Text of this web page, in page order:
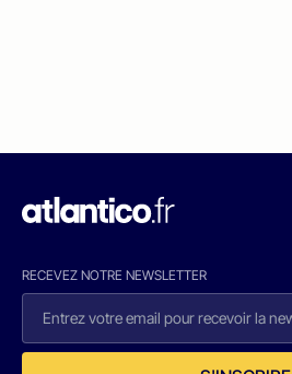
RECEVEZ NOTRE NEWSLETTER